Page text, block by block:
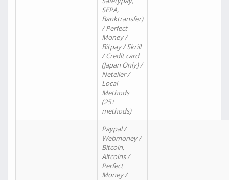
SEPA,
Banktransfer)
/ Perfect
Money /
Bitpay / Skrill
/ Credit card
(Japan Only) /
Neteller /
Local
Methods
(25+
methods)
Paypal /
Webmoney /
Bitcoin,
Altcoins /
Perfect
Money /